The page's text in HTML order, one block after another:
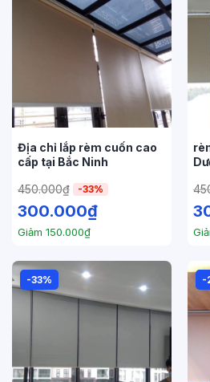
Địa chỉ lắp rèm cuốn cao
cấp tại Bắc Ninh
450.000₫ -33%
300.000₫
Giảm 150.000₫
-33% -